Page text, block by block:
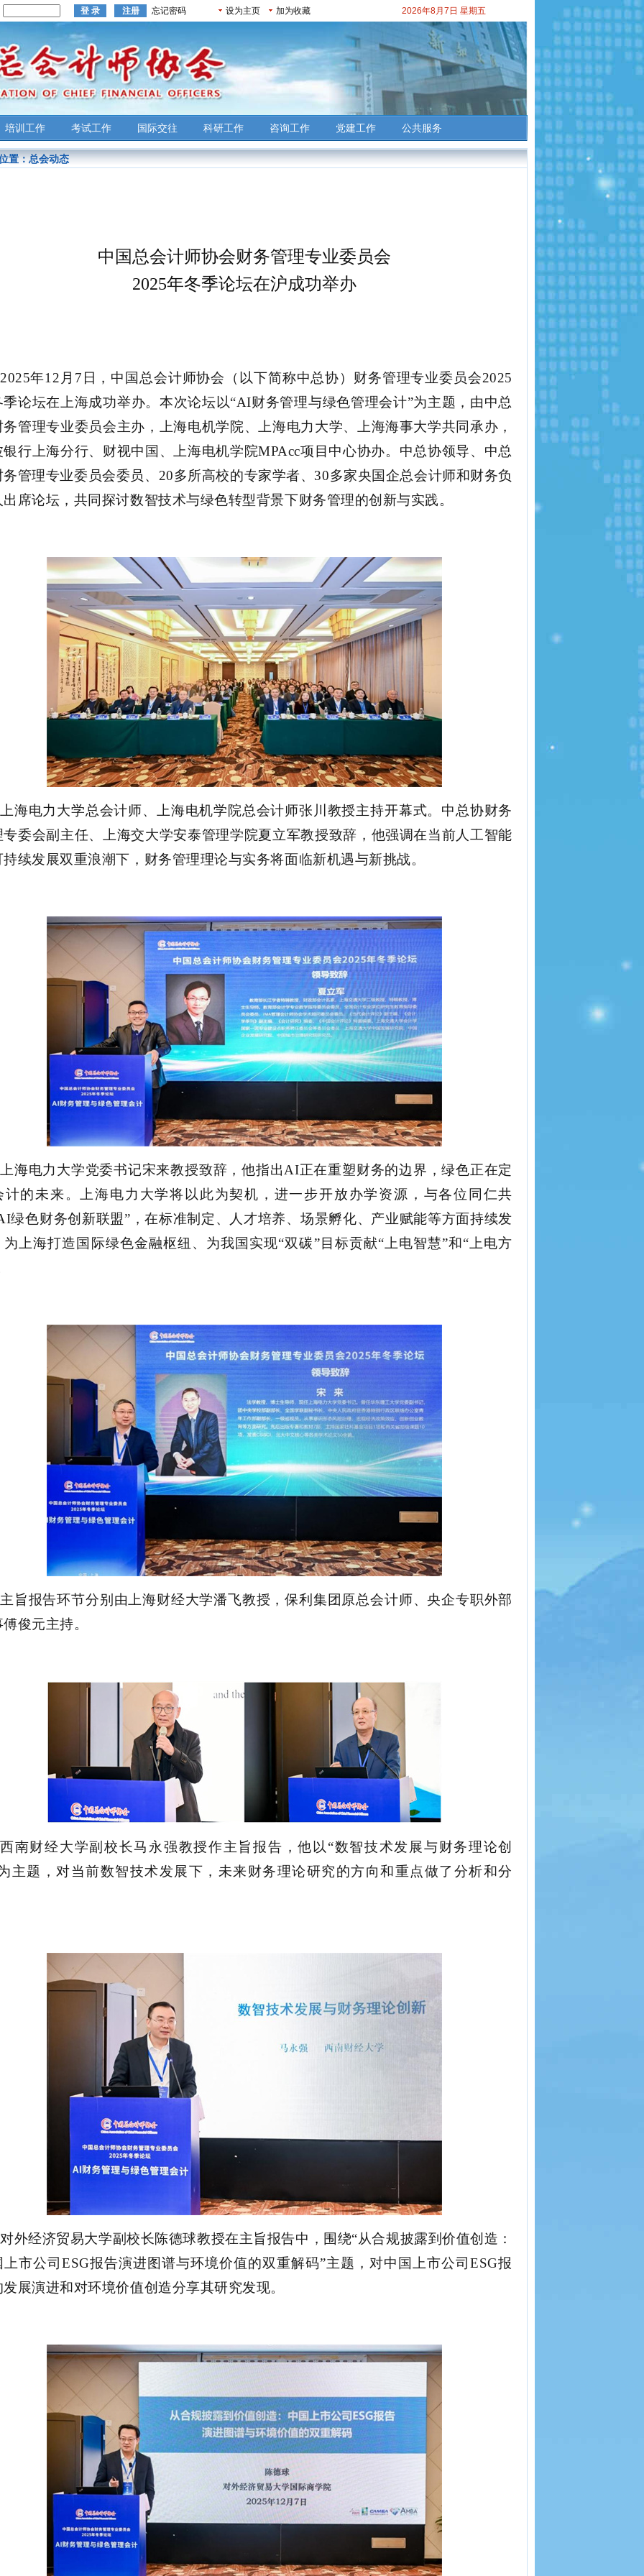
忘记密码 设为主页 加为收藏 2026年8月7日 星期五
培训工作 考试工作 国际交往 科研工作 咨询工作 党建工作 公共服务
置：总会动态
中国总会计师协会财务管理专业委员会
2025年冬季论坛在沪成功举办
2025年12月7日，中国总会计师协会 （ 以下简称中总协） 财务管理专业委员会2025
季论坛在上海成功举办。 本次论坛以“AI财务管理与绿色管理会计”为主题， 由中总
务管理专业委员会主办， 上海电机学院、上海电力大学、上海海事大学共同承办，
行上海分行、财视中国、
上海电机学院MPAcc项目 中心协办。 中总协领导、中总
务管理专业委员会委员 、 20多所高校的专家学者、 30多家央国企总会计师和财务负
出席论坛 ，共同探讨数智技术与绿色转型背景下财务管理的创新与实践。
上海电力大学总会计师、 上海电机学院总会计师张川教授主持开幕式。 中总协财务
委会副主任、
上海交大学安泰管理学院夏立军教授致辞，他强调在当前人工智能
持续发展双重浪潮下，财务管理理论与实务将面临新机遇与新挑战。
上海电力大学党委书记宋来教授致辞 ，他指出AI正在重塑财务的边界，绿色正在定
计的未来。上海电力大学将以此为契机，进一步开放办学资源，与各位同仁共
绿色财务创新联盟”，在标准制定、人才培养、场景孵化、产业赋能等方面持续发
为上海打造国际绿色金融枢纽、为我国实现“双碳”目标贡献“上电智慧”和“上电方
主旨报告环节分别 由上海财经大学潘飞教授 ，保利集团原总会计师、央企专职外部
傅俊元主持。
西南财经大学副校长马永强教授作主旨报告 ，他以 “数智技术发展与财务理论创
主题 ， 对当前数智技术发展下，未来财务理论研究的方向和重点做了分析和分
对外经济贸易大学副校长陈德球教授在主旨报告中 ， 围绕“从合规披露到价值创造：
上市公司ESG报告演进图谱与环境价值的双重解码”主题，对中国上市公司ESG报
展演进和对环境价值创造分享其研究发现。